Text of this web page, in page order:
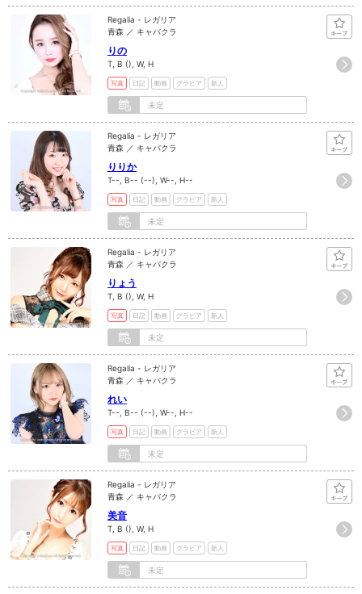
Regalia - レガリア
青森 ／ キャバクラ
りの
T, B (), W, H
写真 日記 動画 グラビア 新人
未定
Regalia - レガリア
青森 ／ キャバクラ
りりか
T--, B-- (--), W--, H--
写真 日記 動画 グラビア 新人
未定
Regalia - レガリア
青森 ／ キャバクラ
りょう
T, B (), W, H
写真 日記 動画 グラビア 新人
未定
Regalia - レガリア
青森 ／ キャバクラ
れい
T--, B-- (--), W--, H--
写真 日記 動画 グラビア 新人
未定
Regalia - レガリア
青森 ／ キャバクラ
美音
T, B (), W, H
写真 日記 動画 グラビア 新人
未定